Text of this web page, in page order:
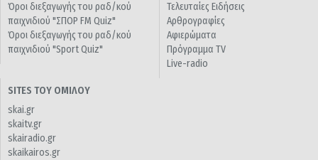
Όροι διεξαγωγής του ραδ/κού
παιχνιδιού "ΣΠΟΡ FM Quiz"
Όροι διεξαγωγής του ραδ/κού
παιχνιδιού "Sport Quiz"
Τελευταίες Ειδήσεις
Αρθρογραφίες
Αφιερώματα
Πρόγραμμα TV
Live-radio
SITES ΤΟΥ ΟΜΙΛΟΥ
skai.gr
skaitv.gr
skairadio.gr
skaikairos.gr